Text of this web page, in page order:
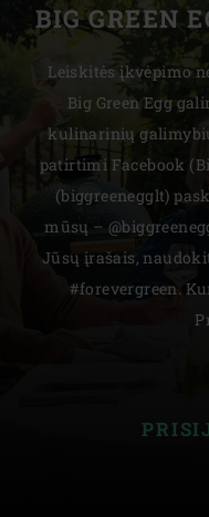
BIG GREEN
Leiskitės įkvėpimo
Big Green Egg
kulinarinių
patirtimi Facebook
(biggreenegglt)
mūsų –
Jūsų įrašais,
#forevergreen.